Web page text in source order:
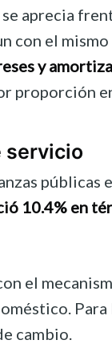
aprecia
con el
y
proporción
servicio
10.4% en
el
cambio.